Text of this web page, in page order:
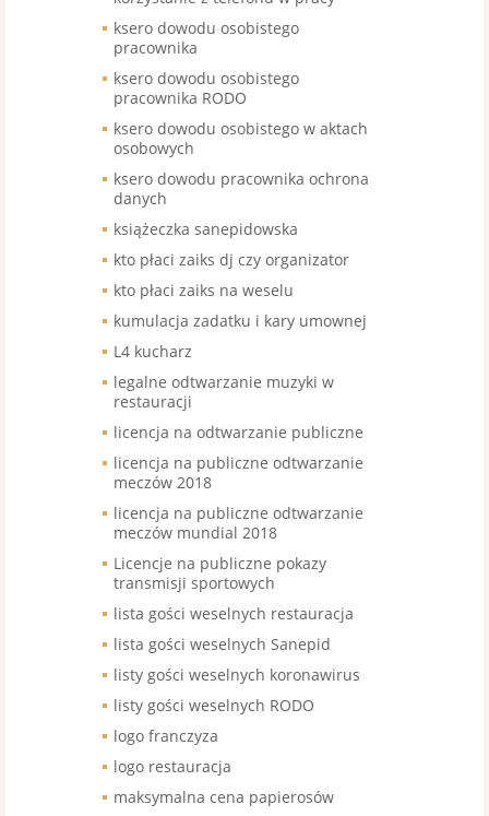
ksero dowodu osobistego
pracownika
ksero dowodu osobistego
pracownika RODO
ksero dowodu osobistego w aktach
osobowych
ksero dowodu pracownika ochrona
danych
książeczka sanepidowska
kto płaci zaiks dj czy organizator
kto płaci zaiks na weselu
kumulacja zadatku i kary umownej
L4 kucharz
legalne odtwarzanie muzyki w
restauracji
licencja na odtwarzanie publiczne
licencja na publiczne odtwarzanie
meczów 2018
licencja na publiczne odtwarzanie
meczów mundial 2018
Licencje na publiczne pokazy
transmisji sportowych
lista gości weselnych restauracja
lista gości weselnych Sanepid
listy gości weselnych koronawirus
listy gości weselnych RODO
logo franczyza
logo restauracja
maksymalna cena papierosów